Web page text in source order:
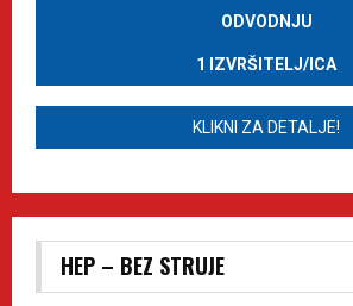
ODVODNJU
1 IZVRŠITELJ/ICA
KLIKNI ZA DETALJE!
HEP – BEZ STRUJE